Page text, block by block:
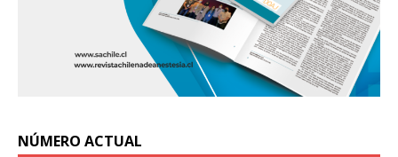
NÚMERO ACTUAL